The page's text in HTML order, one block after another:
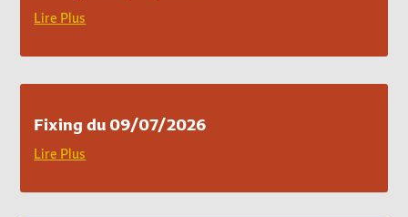
Lire Plus
Fixing du 09/07/2026
Lire Plus